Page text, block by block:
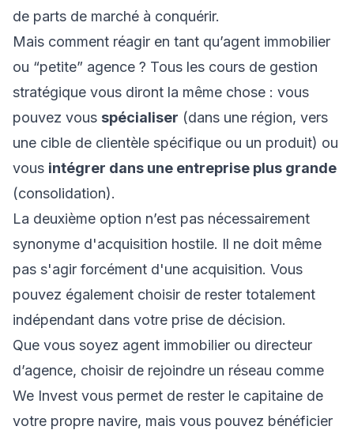
de parts de marché à conquérir.
Mais comment réagir en tant qu’agent immobilier
ou “petite” agence ? Tous les cours de gestion
stratégique vous diront la même chose : vous
pouvez vous spécialiser (dans une région, vers
une cible de clientèle spécifique ou un produit) ou
vous intégrer dans une entreprise plus grande
(consolidation).
La deuxième option n’est pas nécessairement
synonyme d'acquisition hostile. Il ne doit même
pas s'agir forcément d'une acquisition. Vous
pouvez également choisir de rester totalement
indépendant dans votre prise de décision.
Que vous soyez agent immobilier ou directeur
d’agence, choisir de rejoindre un réseau comme
We Invest vous permet de rester le capitaine de
votre propre navire, mais vous pouvez bénéficier